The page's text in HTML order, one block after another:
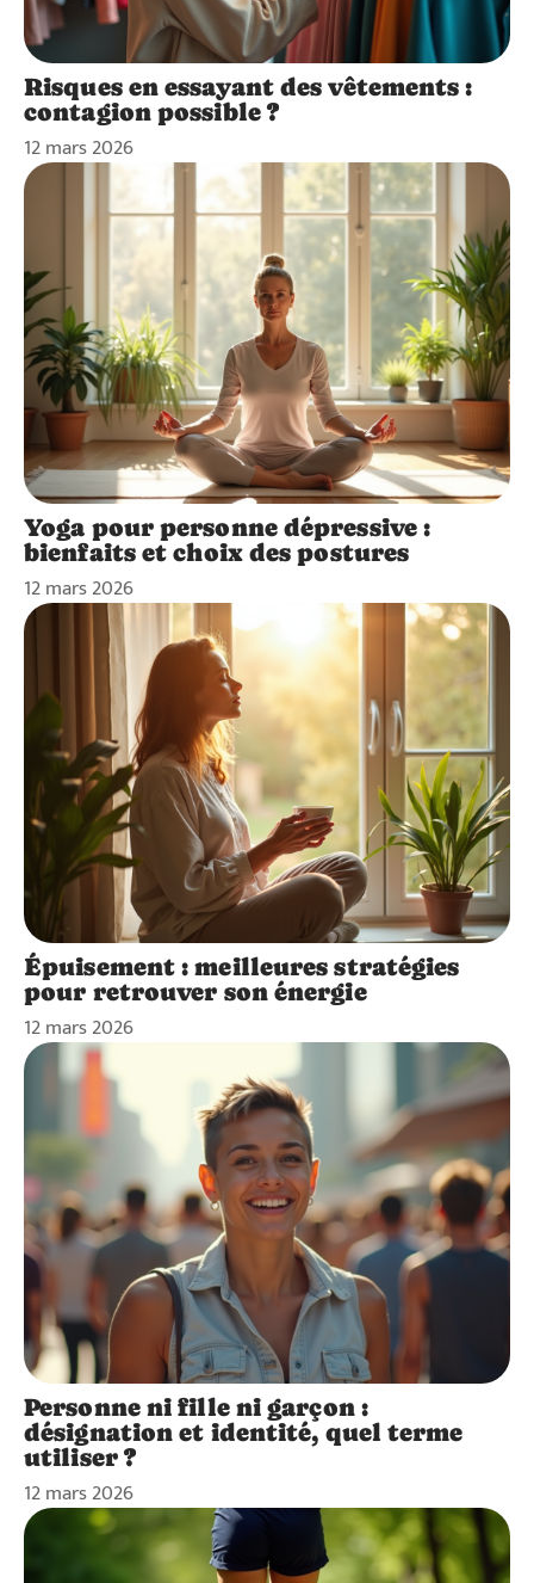
Risques en essayant des vêtements :
contagion possible ?
12 mars 2026
Yoga pour personne dépressive :
bienfaits et choix des postures
12 mars 2026
Épuisement : meilleures stratégies
pour retrouver son énergie
12 mars 2026
Personne ni fille ni garçon :
désignation et identité, quel terme
utiliser ?
12 mars 2026